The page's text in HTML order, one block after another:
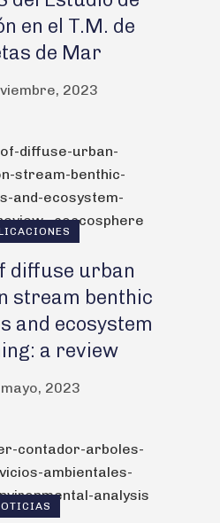
en el T.M. de
de Mar
2023
diffuse urban
stream benthic
and ecosystem
a review
2023